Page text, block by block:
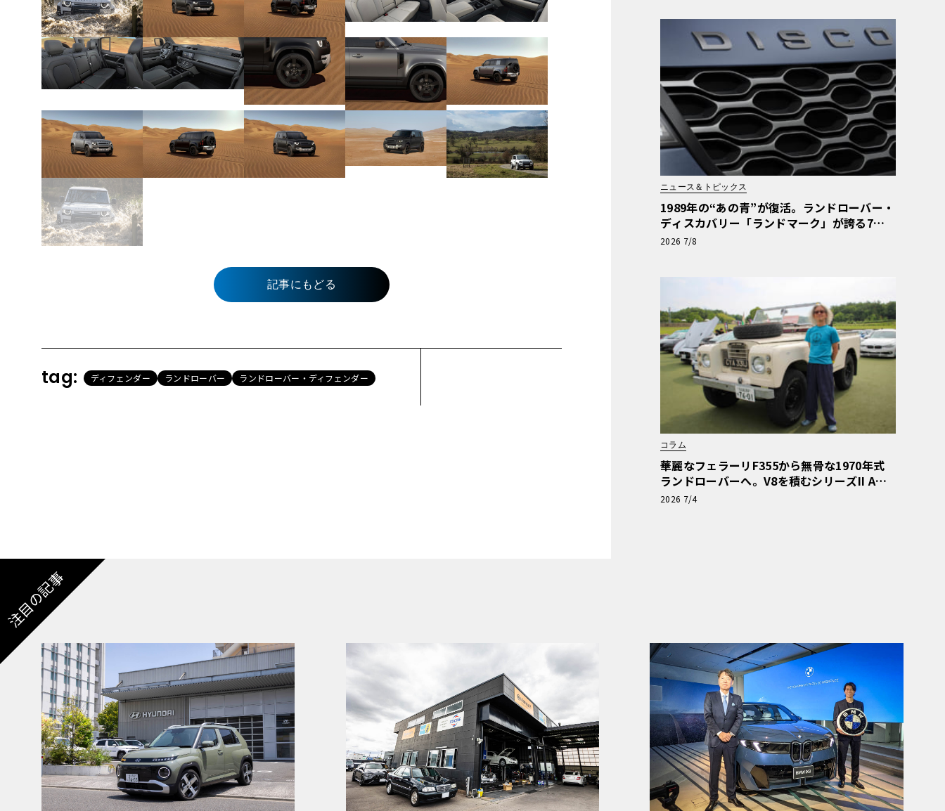
記事にもどる
tag: ディフェンダー ランドローバー ランドローバー・ディフェンダー
ニュース＆トピックス
1989年の“あの青”が復活。ランドローバー・
ディスカバリー「ランドマーク」が誇る7人
乗り極上空間
2026 7/8
コラム
華麗なフェラーリF355から無骨な1970年式
ランドローバーへ。V8を積むシリーズII Aで
通勤する日々【愛車群像】
2026 7/4
注目の記事